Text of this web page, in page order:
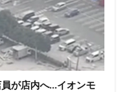
が店内へ…イオンモ